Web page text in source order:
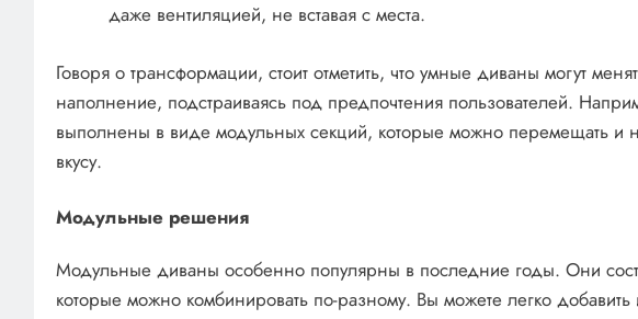
даже вентиляцией, не вставая с места.
Говоря о трансформации, стоит отметить, что умные диваны могут
наполнение, подстраиваясь под предпочтения пользователей.
выполнены в виде модульных секций, которые можно перемещать и
вкусу.
Модульные решения
Модульные диваны особенно популярны в последние годы. Они
которые можно комбинировать по-разному. Вы можете легко